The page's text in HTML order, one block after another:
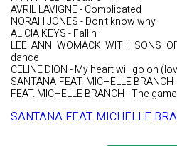
AVRIL LAVIGNE - Complicated
NORAH JONES - Don't know why
ALICIA KEYS - Fallin'
LEE ANN WOMACK WITH SONS
dance
CELINE DION - My heart will go on
SANTANA FEAT. MICHELLE
FEAT. MICHELLE BRANCH - The
SANTANA FEAT. MICHELLE